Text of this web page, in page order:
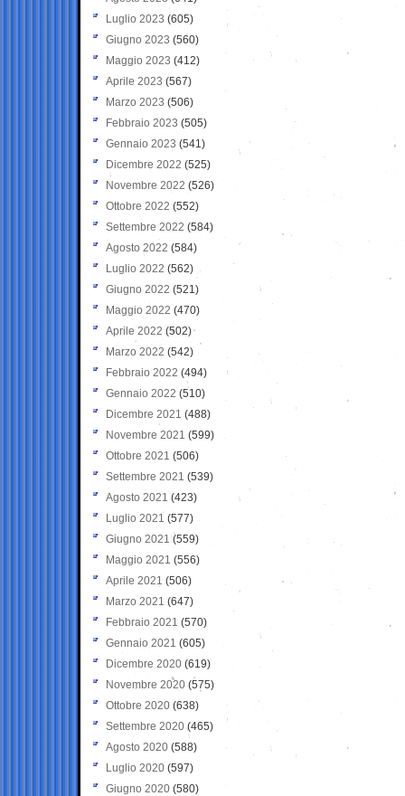
Luglio 2023 (605)
Giugno 2023 (560)
Maggio 2023 (412)
Aprile 2023 (567)
Marzo 2023 (506)
Febbraio 2023 (505)
Gennaio 2023 (541)
Dicembre 2022 (525)
Novembre 2022 (526)
Ottobre 2022 (552)
Settembre 2022 (584)
Agosto 2022 (584)
Luglio 2022 (562)
Giugno 2022 (521)
Maggio 2022 (470)
Aprile 2022 (502)
Marzo 2022 (542)
Febbraio 2022 (494)
Gennaio 2022 (510)
Dicembre 2021 (488)
Novembre 2021 (599)
Ottobre 2021 (506)
Settembre 2021 (539)
Agosto 2021 (423)
Luglio 2021 (577)
Giugno 2021(559)
Maggio 2021 (556)
Aprile 2021 (506)
Marzo 2021 (647)
Febbraio 2021 (570)
Gennaio 2021 (605)
Dicembre 2020 (619)
Novembre 2020 (575)
Ottobre 2020 (638)
Settembre 2020(465)
Agosto 2020 (588)
Luglio 2020 (597)
Giugno 2020 (580)